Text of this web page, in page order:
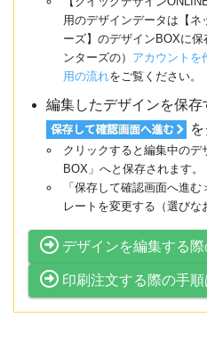
用のデザインデータは【ネ
ーズ】のデザインBOXに
ンターズの） アカウントを
用の流れをご覧ください。
編集したデザインを保
クリックすると編集中のデ
BOX」へと保存されます。
「保存して確認画面へ進
レートを変更する（選びな
デザインを編集する
印刷注文する際の手順